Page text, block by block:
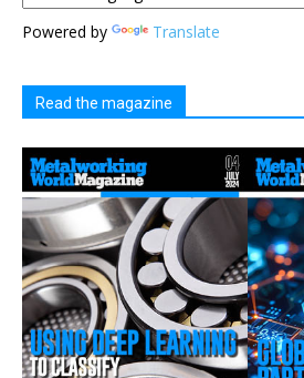
Powered by Translate
Read the magazine